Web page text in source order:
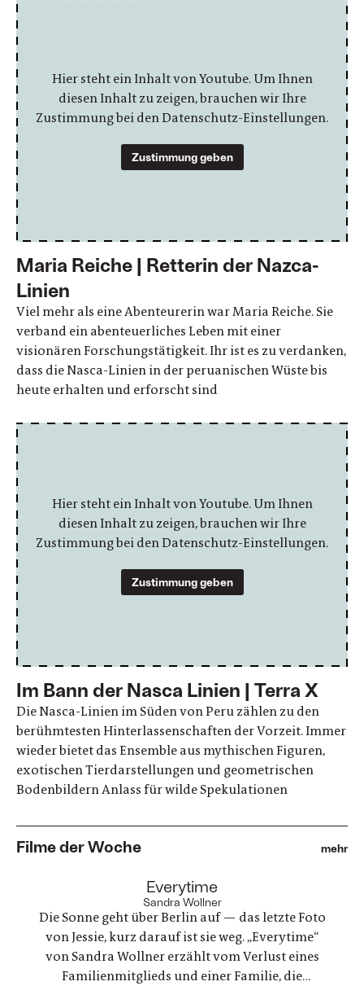
Hier steht ein Inhalt von Youtube. Um Ihnen
diesen Inhalt zu zeigen, brauchen wir Ihre
Zustimmung bei den Datenschutz-Einstellungen.
Zustimmung geben
Maria Reiche | Retterin der Nazca-
Linien
Viel mehr als eine Abenteurerin war Maria Reiche. Sie
verband ein abenteuerliches Leben mit einer
visionären Forschungstätigkeit. Ihr ist es zu verdanken,
dass die Nasca-Linien in der peruanischen Wüste bis
heute erhalten und erforscht sind
Hier steht ein Inhalt von Youtube. Um Ihnen
diesen Inhalt zu zeigen, brauchen wir Ihre
Zustimmung bei den Datenschutz-Einstellungen.
Zustimmung geben
Im Bann der Nasca Linien | Terra X
Die Nasca-Linien im Süden von Peru zählen zu den
berühmtesten Hinterlassenschaften der Vorzeit. Immer
wieder bietet das Ensemble aus mythischen Figuren,
exotischen Tierdarstellungen und geometrischen
Bodenbildern Anlass für wilde Spekulationen
Filme der Woche mehr
Everytime
Sandra Wollner
Die Sonne geht über Berlin auf — das letzte Foto
von Jessie, kurz darauf ist sie weg. „Everytime“
von Sandra Wollner erzählt vom Verlust eines
Familienmitglieds und einer Familie, die